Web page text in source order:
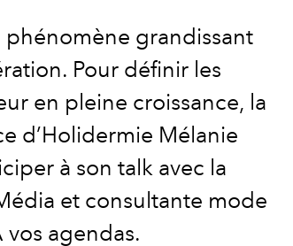
grandissant
Pour définir les
en pleine croissance, la
d’Holidermie Mélanie
à son talk avec la
et consultante mode
vos agendas.